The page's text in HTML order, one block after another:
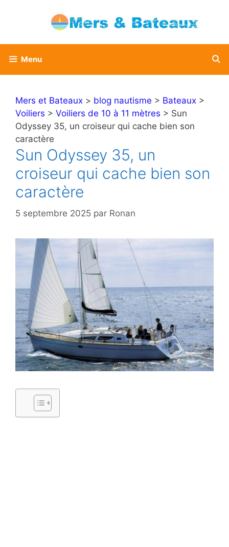
Menu
Mers et Bateaux > blog nautisme > Bateaux >
Voiliers > Voiliers de 10 à 11 mètres > Sun
Odyssey 35, un croiseur qui cache bien son
caractère
Sun Odyssey 35, un
croiseur qui cache bien son
caractère
5 septembre 2025 par Ronan